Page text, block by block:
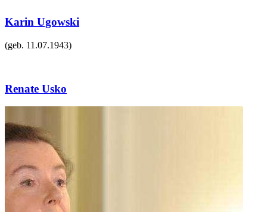
Karin Ugowski
(geb. 11.07.1943)
Renate Usko